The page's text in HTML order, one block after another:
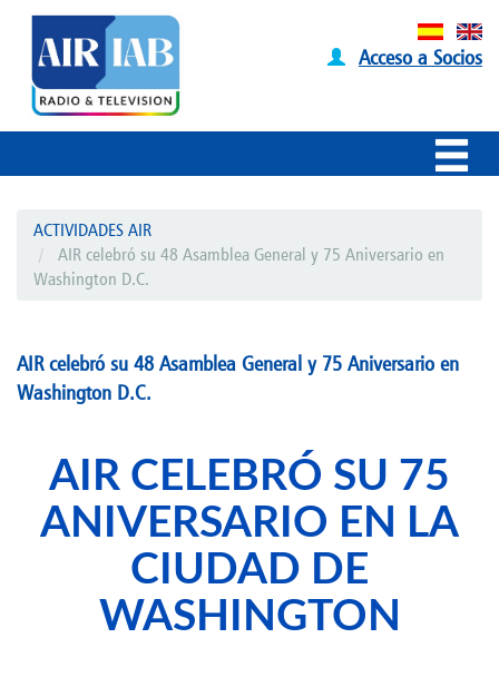
Acceso a Socios
ACTIVIDADES AIR
AIR celebró su 48 Asamblea General y 75 Aniversario en
Washington D.C.
AIR celebró su 48 Asamblea General y 75 Aniversario en
Washington D.C.
AIR CELEBRÓ SU 75
ANIVERSARIO EN LA
CIUDAD DE
WASHINGTON